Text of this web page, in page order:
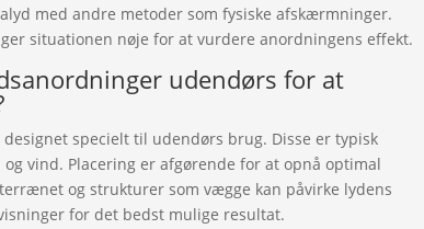
med andre metoder som fysiske afskærmninger.
situationen nøje for at vurdere anordningens effekt.
udendørs for at
specielt til udendørs brug. Disse er typisk
vind. Placering er afgørende for at opnå optimal
og strukturer som vægge kan påvirke lydens
for det bedst mulige resultat.